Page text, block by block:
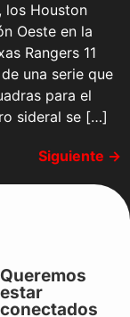
los Houston
Oeste en la
Rangers 11
una serie que
para el
sideral se […]
Siguiente →
Queremos
estar
conectados